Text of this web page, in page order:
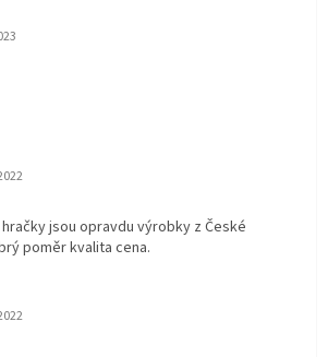
obchodu je 5 z 5 hvězdiček.
obchodu je 5 z 5 hvězdiček.
jsou opravdu výrobky z České
poměr kvalita cena.
obchodu je 5 z 5 hvězdiček.